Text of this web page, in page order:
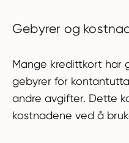
Gebyrer og
Mange kredittkort har
gebyrer for
andre avgifter. Dette
kostnadene ved å